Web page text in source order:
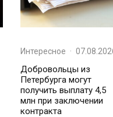
Интересное ·
Добровольцы из
Петербурга могут
получить выплату 4,5
млн при заключении
контракта